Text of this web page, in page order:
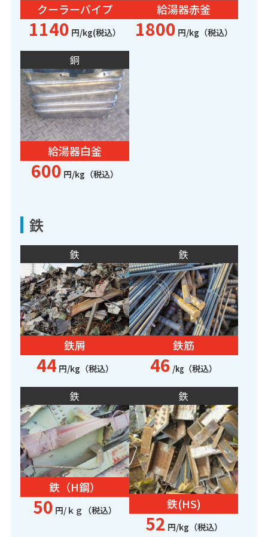
クーラーパイプ
1140 円/kg(税込）
給湯器赤釜
1800 円/kg（税込）
銅
給湯器白釜
600 円/kg（税込）
鉄
鉄
鉄屑
44 円/kg（税込）
鉄
鉄筋
46 /㎏（税込）
鉄
鉄（H鋼）
50 円/ｋｇ（税込）
鉄
鉄(HS)
52 円/kg（税込）